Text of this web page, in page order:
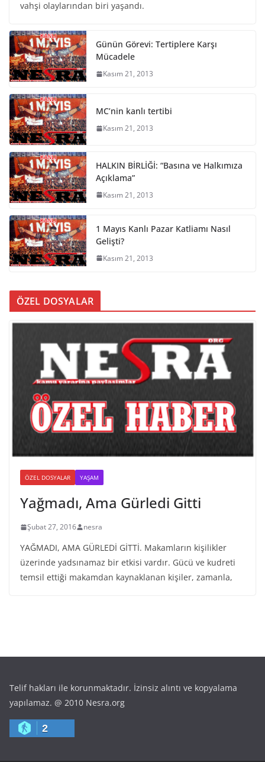
vahşi olaylarından biri yaşandı.
Günün Görevi: Tertiplere Karşı
Mücadele
Kasım 21, 2013
MC’nin kanlı tertibi
Kasım 21, 2013
HALKIN BİRLİĞİ: “Basına ve Halkımıza
Açıklama”
Kasım 21, 2013
1 Mayıs Kanlı Pazar Katliamı Nasıl
Gelişti?
Kasım 21, 2013
ÖZEL DOSYALAR
ÖZEL DOSYALAR YAŞAM
Yağmadı, Ama Gürledi Gitti
Şubat 27, 2016 nesra
YAĞMADI, AMA GÜRLEDİ GİTTİ. Makamların kişilikler
üzerinde yadsınamaz bir etkisi vardır. Gücü ve kudreti
temsil ettiği makamdan kaynaklanan kişiler, zamanla,
Telif hakları ile korunmaktadır. İzinsiz alıntı ve kopyalama
yapılamaz. @ 2010 Nesra.org
2